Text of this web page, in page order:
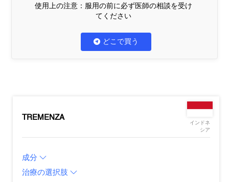
使用上の注意：服用の前に必ず医師の相談を受け
てください
どこで買う
TREMENZA
インドネ
シア
成分
治療の選択肢